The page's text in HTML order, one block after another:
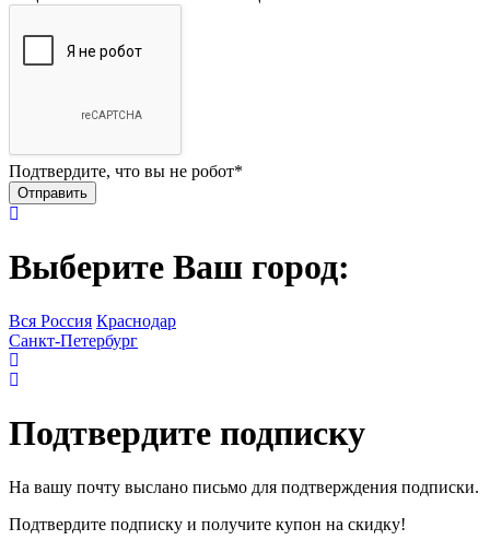
Подтвердите, что вы не робот*
Выберите Ваш город:
Вся Россия Краснодар
Санкт-Петербург
Подтвердите подписку
На вашу почту выслано письмо для подтверждения подписки.
Подтвердите подписку и получите купон на скидку!